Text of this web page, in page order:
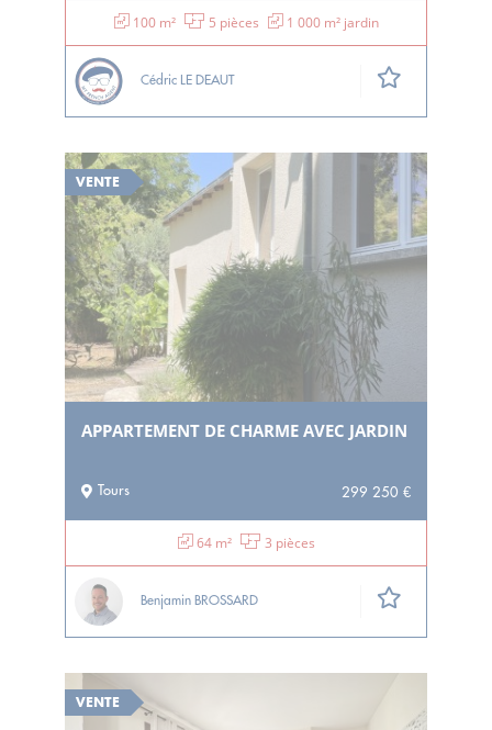
100 m² 5 pièces 1 000 m² jardin
Cédric LE DEAUT
VENTE
APPARTEMENT DE CHARME AVEC JARDIN
Tours 299 250 €
64 m² 3 pièces
Benjamin BROSSARD
VENTE